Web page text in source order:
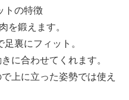
トの特徴
を鍛えます。
裏にフィット。
に合わせてくれます。
上に立った姿勢では使え